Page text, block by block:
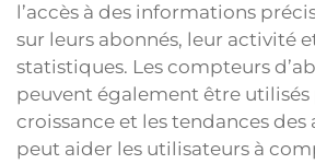
l’accès à des informations
sur leurs abonnés, leur activité
statistiques. Les compteurs
peuvent également être utilisés
croissance et les tendances des
peut aider les utilisateurs à